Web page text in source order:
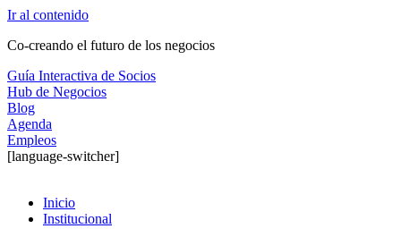
Ir al contenido
Co-creando el futuro de los negocios
Guía Interactiva de Socios
Hub de Negocios
Blog
Agenda
Empleos
[language-switcher]
Inicio
Institucional